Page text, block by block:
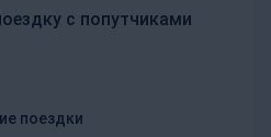
с попутчиками
поездки